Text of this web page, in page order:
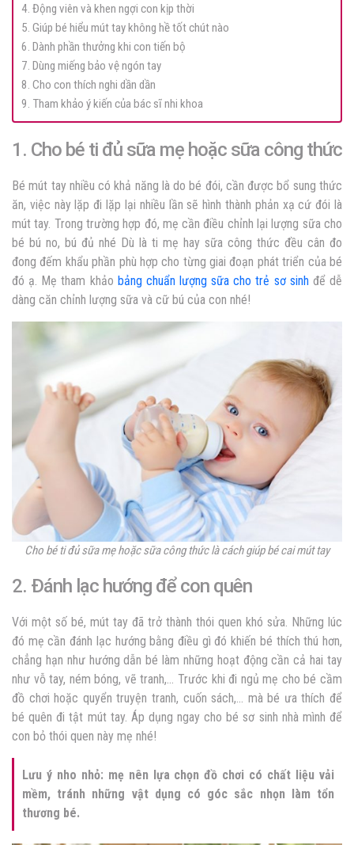
4. Động viên và khen ngợi con kịp thời
5. Giúp bé hiểu mút tay không hề tốt chút nào
6. Dành phần thưởng khi con tiến bộ
7. Dùng miếng bảo vệ ngón tay
8. Cho con thích nghi dần dần
9. Tham khảo ý kiến của bác sĩ nhi khoa
1. Cho bé ti đủ sữa mẹ hoặc sữa công thức
Bé mút tay nhiều có khả năng là do bé đói, cần được bổ sung thức
ăn, việc này lặp đi lặp lại nhiều lần sẽ hình thành phản xạ cứ đói là
mút tay. Trong trường hợp đó, mẹ cần điều chỉnh lại lượng sữa cho
bé bú no, bú đủ nhé Dù là ti mẹ hay sữa công thức đều cân đo
đong đếm khẩu phần phù hợp cho từng giai đoạn phát triển của bé
đó ạ. Mẹ tham khảo bảng chuẩn lượng sữa cho trẻ sơ sinh để dễ
dàng căn chỉnh lượng sữa và cữ bú của con nhé!
Cho bé ti đủ sữa mẹ hoặc sữa công thức là cách giúp bé cai mút tay
2. Đánh lạc hướng để con quên
Với một số bé, mút tay đã trở thành thói quen khó sửa. Những lúc
đó mẹ cần đánh lạc hướng bằng điều gì đó khiến bé thích thú hơn,
chẳng hạn như hướng dẫn bé làm những hoạt động cần cả hai tay
như vỗ tay, ném bóng, vẽ tranh,… Trước khi đi ngủ mẹ cho bé cầm
đồ chơi hoặc quyển truyện tranh, cuốn sách,… mà bé ưa thích để
bé quên đi tật mút tay. Áp dụng ngay cho bé sơ sinh nhà mình để
con bỏ thói quen này mẹ nhé!
Lưu ý nho nhỏ: mẹ nên lựa chọn đồ chơi có chất liệu vải
mềm, tránh những vật dụng có góc sắc nhọn làm tổn
thương bé.